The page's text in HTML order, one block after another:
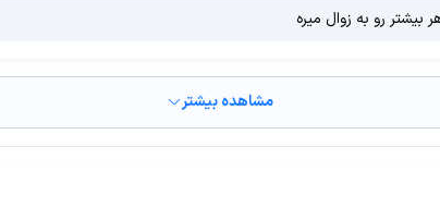
مشاهده بیشتر